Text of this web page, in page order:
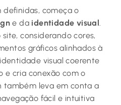
definidas, começa o
e da identidade visual
considerando cores,
gráficos alinhados à
visual coerente
e cria conexão com o
também leva em conta a
fácil e intuitiva